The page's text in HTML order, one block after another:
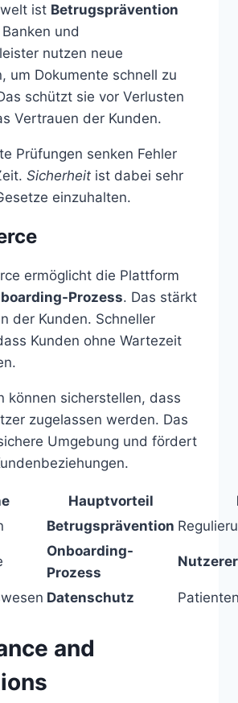
ist Betrugsprävention
und
nutzen neue
um Dokumente schnell zu
schützt sie vor Verlusten
Vertrauen der Kunden.
Prüfungen senken Fehler
Sicherheit ist dabei sehr
einzuhalten.
ermöglicht die Plattform
Prozess. Das stärkt
der Kunden. Schneller
Kunden ohne Wartezeit
können sicherstellen, dass
zugelassen werden. Das
Umgebung und fördert
Hauptvorteil
Betrugsprävention
Onboarding-
Prozess
Datenschutz
and